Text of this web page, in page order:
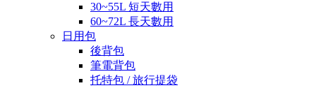
30~55L 短天數用
60~72L 長天數用
日用包
後背包
筆電背包
托特包 / 旅行提袋